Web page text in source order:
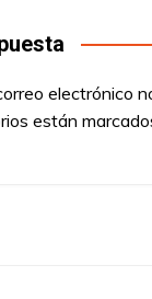
electrónico
están